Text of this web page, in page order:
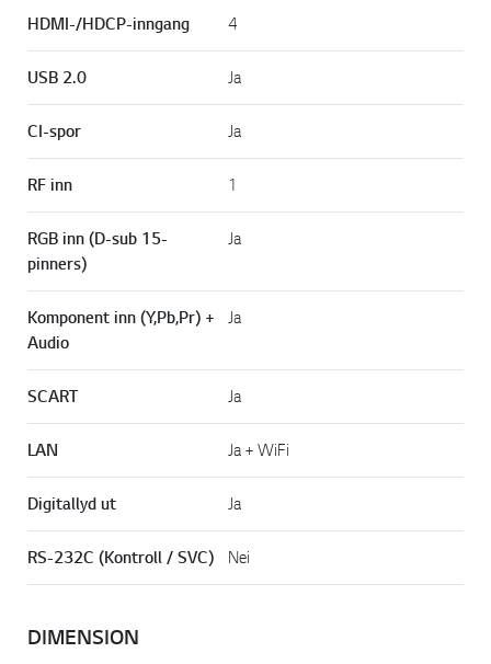
HDMI-/HDCP-inngang 4
USB 2.0 Ja
CI-spor Ja
RF inn 1
RGB inn (D-sub 15-
pinners)
Ja
Komponent inn (Y,Pb,Pr) +
Audio
Ja
SCART Ja
LAN Ja + WiFi
Digitallyd ut Ja
RS-232C (Kontroll / SVC) Nei
DIMENSION